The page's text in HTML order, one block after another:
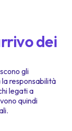
dei
gli
responsabilità
legati a
quindi